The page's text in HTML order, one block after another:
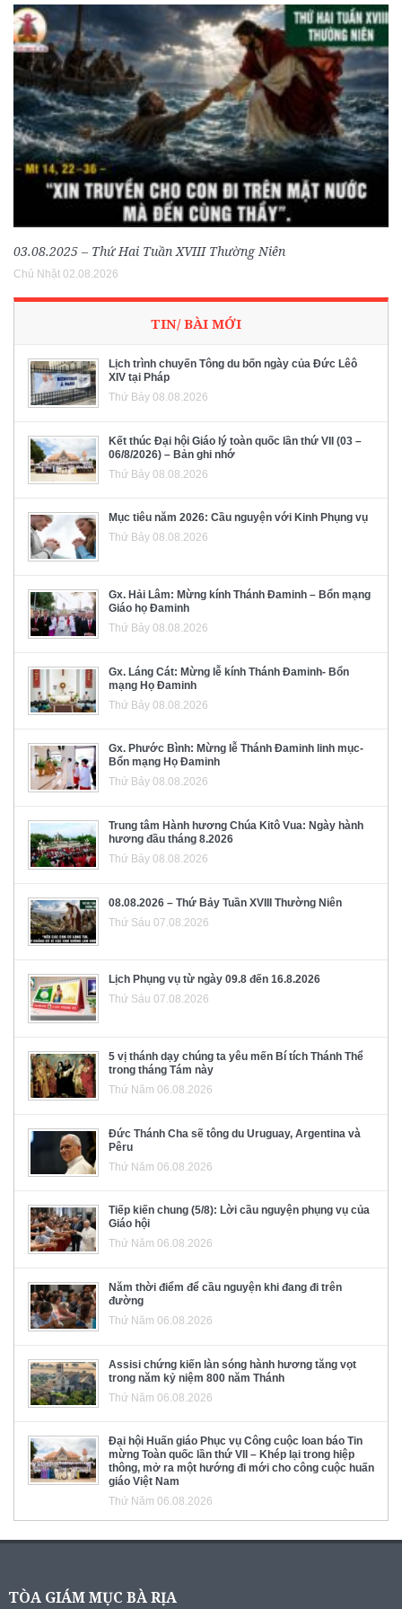
03.08.2025 – Thứ Hai Tuần XVIII Thường Niên
Chủ Nhật 02.08.2026
TIN/ BÀI MỚI
Lịch trình chuyến Tông du bốn ngày của Đức Lêô
XIV tại Pháp
Thứ Bảy 08.08.2026
Kết thúc Đại hội Giáo lý toàn quốc lần thứ VII (03 –
06/8/2026) – Bản ghi nhớ
Thứ Bảy 08.08.2026
Mục tiêu năm 2026: Cầu nguyện với Kinh Phụng vụ
Thứ Bảy 08.08.2026
Gx. Hải Lâm: Mừng kính Thánh Đaminh – Bổn mạng
Giáo họ Đaminh
Thứ Bảy 08.08.2026
Gx. Láng Cát: Mừng lễ kính Thánh Đaminh- Bổn
mạng Họ Đaminh
Thứ Bảy 08.08.2026
Gx. Phước Bình: Mừng lễ Thánh Đaminh linh mục-
Bổn mạng Họ Đaminh
Thứ Bảy 08.08.2026
Trung tâm Hành hương Chúa Kitô Vua: Ngày hành
hương đầu tháng 8.2026
Thứ Bảy 08.08.2026
08.08.2026 – Thứ Bảy Tuần XVIII Thường Niên
Thứ Sáu 07.08.2026
Lịch Phụng vụ từ ngày 09.8 đến 16.8.2026
Thứ Sáu 07.08.2026
5 vị thánh dạy chúng ta yêu mến Bí tích Thánh Thể
trong tháng Tám này
Thứ Năm 06.08.2026
Đức Thánh Cha sẽ tông du Uruguay, Argentina và
Pêru
Thứ Năm 06.08.2026
Tiếp kiến chung (5/8): Lời cầu nguyện phụng vụ của
Giáo hội
Thứ Năm 06.08.2026
Năm thời điểm để cầu nguyện khi đang đi trên
đường
Thứ Năm 06.08.2026
Assisi chứng kiến làn sóng hành hương tăng vọt
trong năm kỷ niệm 800 năm Thánh
Thứ Năm 06.08.2026
Đại hội Huấn giáo Phục vụ Công cuộc loan báo Tin
mừng Toàn quốc lần thứ VII – Khép lại trong hiệp
thông, mở ra một hướng đi mới cho công cuộc huấn
giáo Việt Nam
Thứ Năm 06.08.2026
TÒA GIÁM MỤC BÀ RỊA